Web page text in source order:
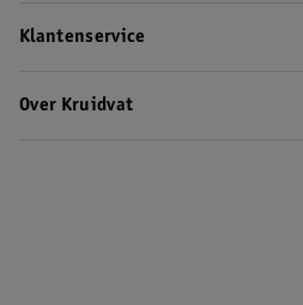
Klantenservice
Over Kruidvat